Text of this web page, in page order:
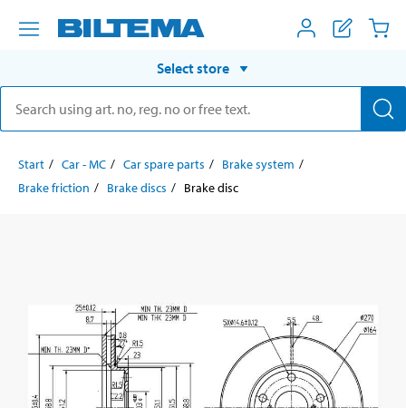
Select store
Start Car - MC Car spare parts
Brake system
Brake friction
Brake discs Brake disc